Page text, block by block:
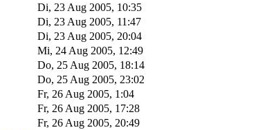
Di, 23 Aug 2005, 10:35
Di, 23 Aug 2005, 11:47
Di, 23 Aug 2005, 20:04
Mi, 24 Aug 2005, 12:49
Do, 25 Aug 2005, 18:14
Do, 25 Aug 2005, 23:02
Fr, 26 Aug 2005, 1:04
Fr, 26 Aug 2005, 17:28
Fr, 26 Aug 2005, 20:49